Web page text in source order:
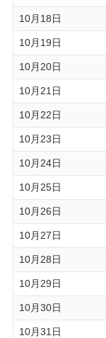
10月18日
10月19日
10月20日
10月21日
10月22日
10月23日
10月24日
10月25日
10月26日
10月27日
10月28日
10月29日
10月30日
10月31日